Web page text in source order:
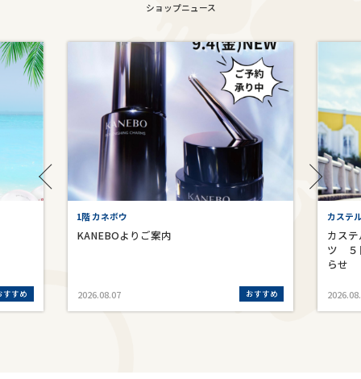
ショップニュース
すすめ
1階 カネボウ
KANEBOよりご案内
2026.08.07 おすすめ
カステ
カス
ツ ５
らせ